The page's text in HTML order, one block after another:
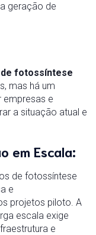
geração de
fotossíntese
mas há um
e
a situação atual e
em Escala:
de fotossíntese
e
projetos piloto. A
escala exige
e